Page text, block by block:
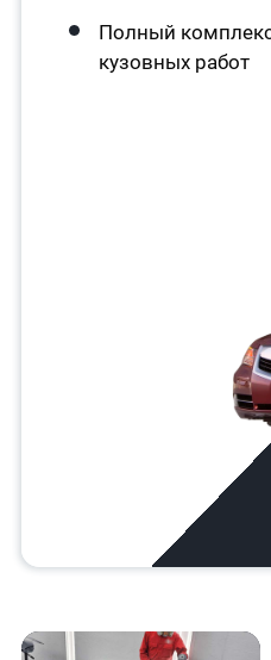
Полный
кузовных работ